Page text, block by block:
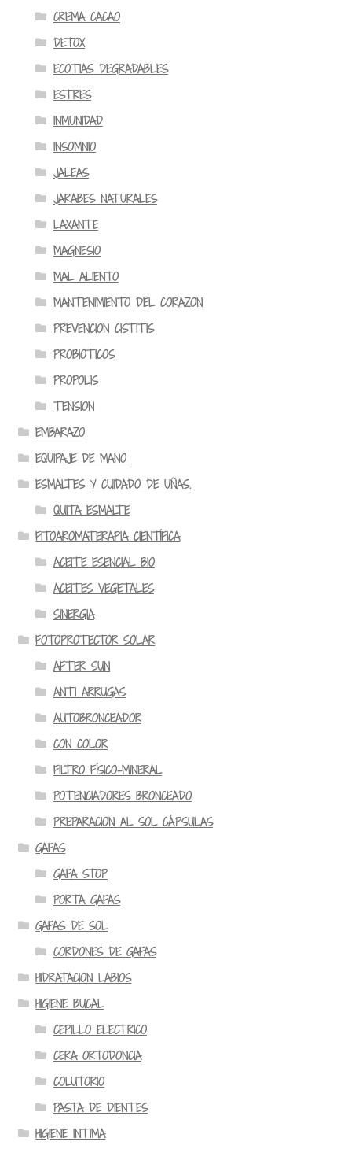
CREMA CACAO
DETOX
ECOTIAS DEGRADABLES
ESTRES
INMUNIDAD
INSOMNIO
JALEAS
JARABES NATURALES
LAXANTE
MAGNESIO
MAL ALIENTO
MANTENIMIENTO DEL CORAZON
PREVENCION CISTITIS
PROBIOTICOS
PROPOLIS
TENSION
EMBARAZO
EQUIPAJE DE MANO
ESMALTES Y CUIDADO DE UÑAS.
QUITA ESMALTE
FITOAROMATERAPIA CIENTÍFICA
ACEITE ESENCIAL BIO
ACEITES VEGETALES
SINERGIA
FOTOPROTECTOR SOLAR
AFTER SUN
ANTI ARRUGAS
AUTOBRONCEADOR
CON COLOR
FILTRO FÍSICO-MINERAL
POTENCIADORES BRONCEADO
PREPARACION AL SOL CÁPSULAS
GAFAS
GAFA STOP
PORTA GAFAS
GAFAS DE SOL
CORDONES DE GAFAS
HIDRATACION LABIOS
HIGIENE BUCAL
CEPILLO ELECTRICO
CERA ORTODONCIA
COLUTORIO
PASTA DE DIENTES
HIGIENE INTIMA